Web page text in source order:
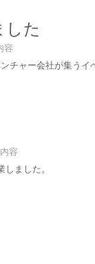
した
容
チャー会社が集う
内容
ました。